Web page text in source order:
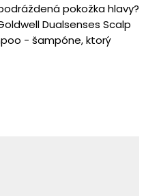
pokožka hlavy?
Dualsenses Scalp
- šampóne, ktorý